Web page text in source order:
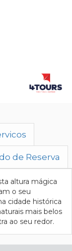
de Reserva
altura mágica
o seu
cidade histórica
mais belos
ao seu redor.